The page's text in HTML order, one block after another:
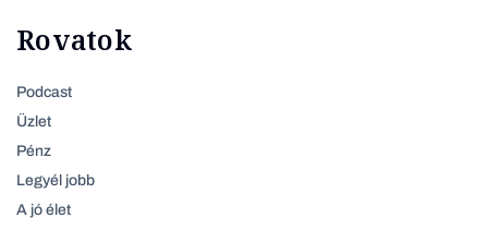
Rovatok
Podcast
Üzlet
Pénz
Legyél jobb
A jó élet